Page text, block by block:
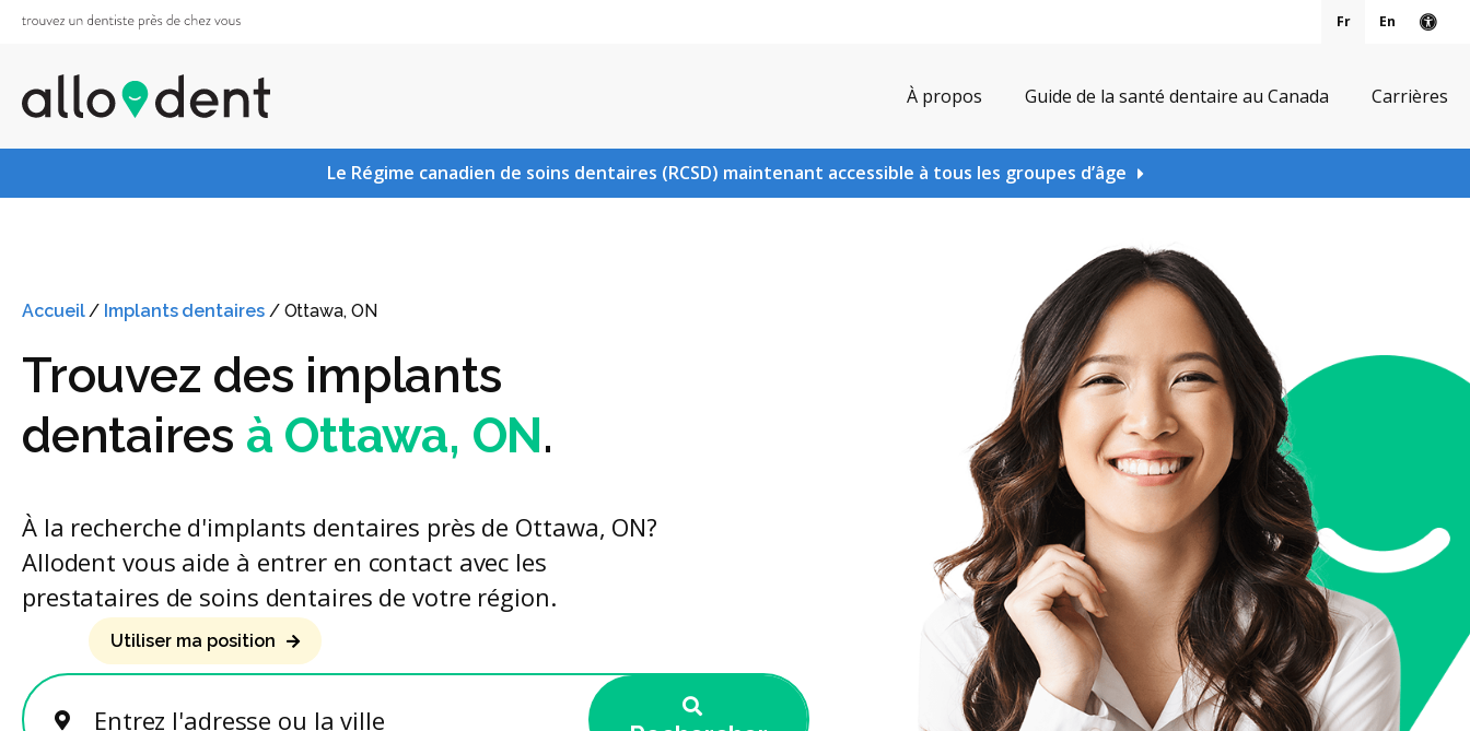
Fr En
À propos Guide de la santé dentaire au Canada Carrières
Le Régime canadien de soins dentaires (RCSD) maintenant accessible à tous les groupes d’âge
Accueil/ Implants dentaires/ Ottawa, ON
Trouvez des implants
dentaires à Ottawa, ON.
À la recherche d'implants dentaires près de Ottawa, ON?
Allodent vous aide à entrer en contact avec les
prestataires de soins dentaires de votre région.
Utiliser ma position